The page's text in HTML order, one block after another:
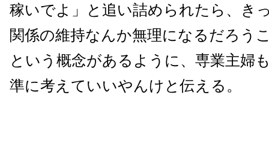
稼いでよ」と追い詰められたら、き
関係の維持なんか無理になるだろう
という概念があるように、専業主婦
準に考えていいやんけと伝える。